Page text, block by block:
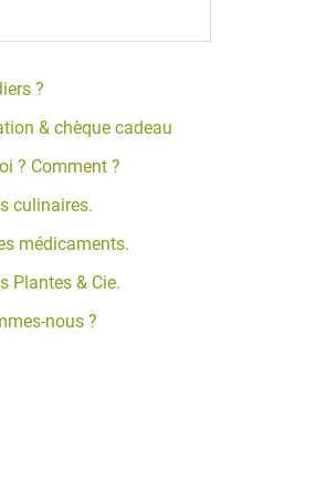
?
& chèque cadeau
? Comment ?
culinaires.
médicaments.
Plantes & Cie.
nous ?